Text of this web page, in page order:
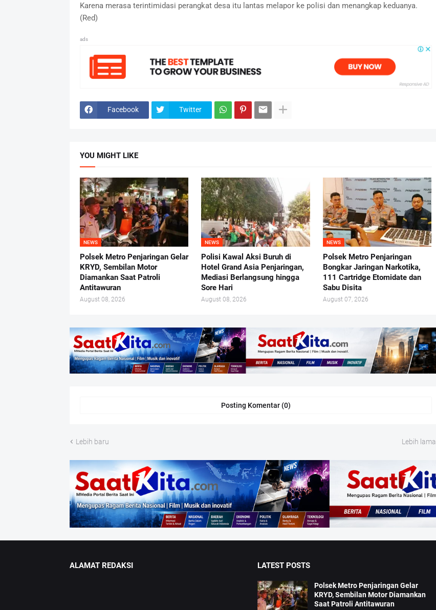
Karena merasa terintimidasi perangkat desa itu lantas melapor ke polisi dan menangkap keduanya.
(Red)
ads
Facebook Twitter
YOU MIGHT LIKE
NEWS
Polsek Metro Penjaringan Gelar
KRYD, Sembilan Motor
Diamankan Saat Patroli
Antitawuran
August 08, 2026
NEWS
Polisi Kawal Aksi Buruh di
Hotel Grand Asia Penjaringan,
Mediasi Berlangsung hingga
Sore Hari
August 08, 2026
NEWS
Polsek Metro Penjaringan
Bongkar Jaringan Narkotika,
111 Cartridge Etomidate dan
Sabu Disita
August 07, 2026
Posting Komentar (0)
Lebih baru Lebih lama
ALAMAT REDAKSI LATEST POSTS
Polsek Metro Penjaringan Gelar
KRYD, Sembilan Motor Diamankan
Saat Patroli Antitawuran